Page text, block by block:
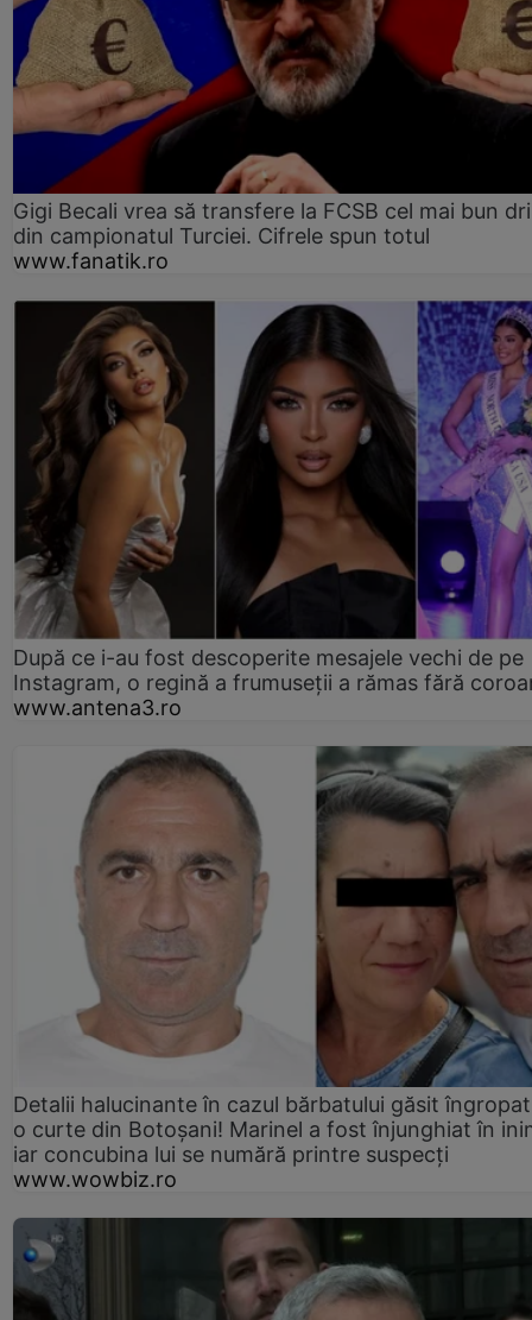
Gigi Becali vrea să transfere la FCSB cel mai bun
din campionatul Turciei. Cifrele spun totul
www.fanatik.ro
După ce i-au fost descoperite mesajele vechi de pe
Instagram, o regină a frumuseții a rămas fără
www.antena3.ro
Detalii halucinante în cazul bărbatului găsit
o curte din Botoșani! Marinel a fost înjunghiat în
iar concubina lui se numără printre suspecți
www.wowbiz.ro